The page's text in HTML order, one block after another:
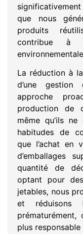
que nous
produits
contribue à
La réduction à
d’une
approche
production de
même qu’ils
habitudes de
que l’achat en
d’emballages
quantité de
optant pour
jetables, nous
et
plus